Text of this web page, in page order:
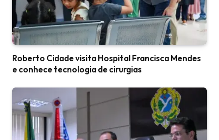
Roberto Cidade visita Hospital Francisca Mendes
e conhece tecnologia de cirurgias